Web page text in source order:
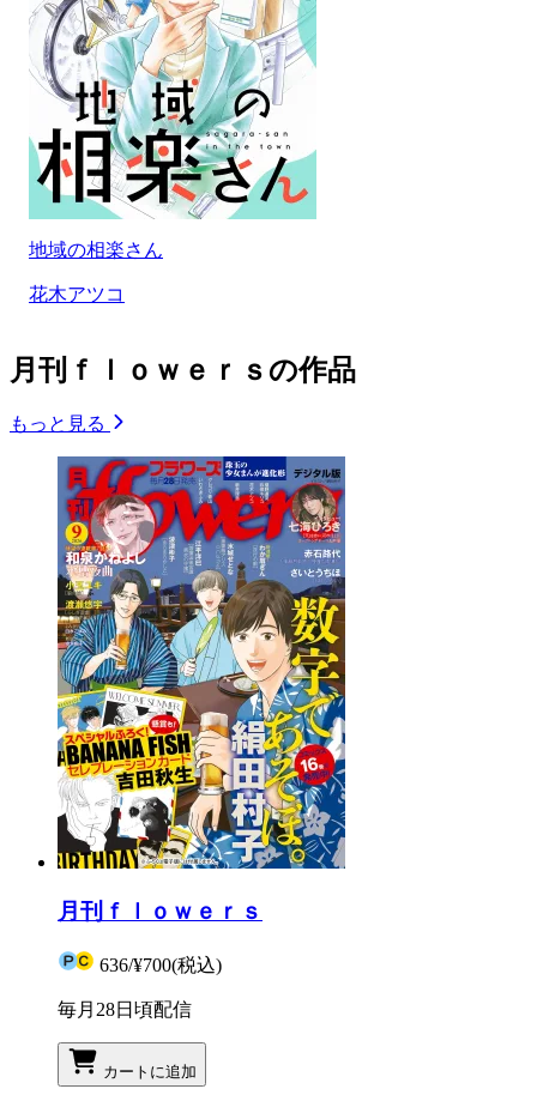
地域の相楽さん
花木アツコ
月刊ｆｌｏｗｅｒｓの作品
もっと見る
月刊ｆｌｏｗｅｒｓ
636/¥700(税込)
毎月28日頃配信
カートに追加